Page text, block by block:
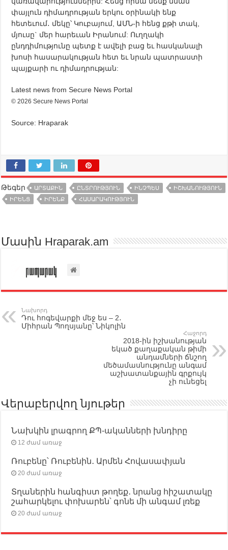
փայլուն դիմադրության երկու օրինակի ենք
հետեւում․ մեկը՝ Կուբայում, ԱՄՆ-ի հենց քթի տակ,
մյուսը` մեր հարեւան Իրանում: Ուղղակի
ընդդիմությունը պետք է ավելի բաց եւ հասկանալի
խոսի հասարակության հետ եւ նրան պատրաստի
պայքարի ու դիմադրության:
Latest news from Secure News Portal
© 2026 Secure News Portal
Source: Hraparak
Թեգեր ԱՐՏԱՔԻՆ ԸՆՏՐՈՒԹՅՈՒՆ ԻՆՉՊԵՍ
ԻՇԽԱՆՈՒԹՅՈՒՆ
ԻՐԵՆՑ
ԻՐԵՆՔ ՀԱՍԱՐԱԿՈՒԹՅՈՒՆ
Մասին Hraparak.am
Նախորդ
Դու հոգեվարքի մեջ ես – 2․
Միհրան Պողսյանը՝ Նիկոլին
Հաջորդ
2018-ին իշխանության
եկած քաղաքական թիմի
անդամների ճնշող
մեծամասնությունը անգամ
աշխատանքային գրքույկ
չի ունեցել
Վերաբերվող նյութեր
Նախկին լրագրող ՔՊ-ականների խնդիրը
12 ժամ առաջ
Ռուբենը՝ Ռուբենին․ Արմեն Հովասափյան
20 ժամ առաջ
Տղաներին հանգիստ թողեք․ նրանց հիշատակը
շահարկելու փոխարեն՝ գոնե մի անգամ լռեք
20 ժամ առաջ